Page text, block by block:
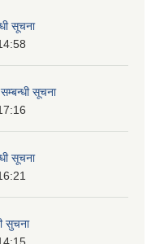
सूचना
सूचना
सूचना
सुचना